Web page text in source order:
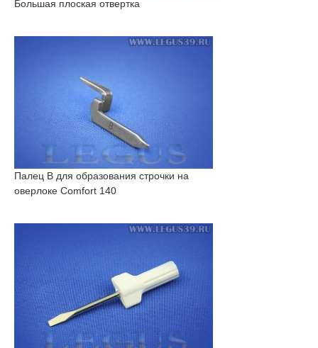
Большая плоская отвертка
Палец B для образования строчки на
оверлоке Comfort 140